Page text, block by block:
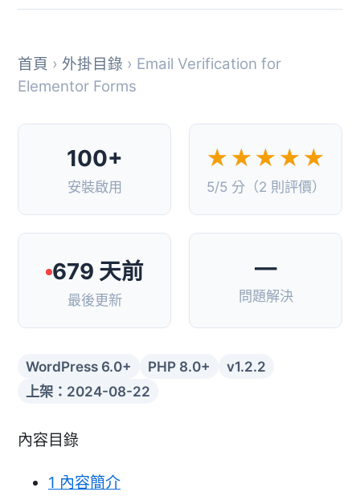
首頁 › 外掛目錄 › Email Verification for
Elementor Forms
100+
安裝啟用
★★★★★
5/5 分（2 則評價）
679 天前
最後更新
—
問題解決
WordPress 6.0+ PHP 8.0+
v1.2.2
上架：2024-08-22
內容目錄
1 內容簡介